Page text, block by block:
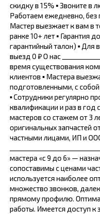
скидку в 15% ▪ Звоните в
Работаем ежедневно, без
Мастер выезжает к вам в
ранке 10+ лет ▪ Гарантия
гарантийный талон) ▪ Для
выезд 0 ₽ О нас
время существования
клиентов ▪ Мастера
подготовленными, с
▪ Сотрудники регулярно
квалификации и раз в год
мастеров со стажем от 3
оригинальных запчастей
частными лицами, ИП и
мастера «с 9 до 6» —
сопоставимы с ценами
используется наиболее
множество звонков,
прямому профилю.
работы. Имеется доступ к